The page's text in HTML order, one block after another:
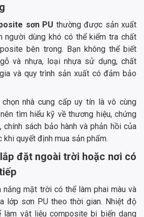
sơn PU thường được sản xuất
người dùng khó có thể kiểm tra chất
bên trong. Bạn không thể biết
và nhựa, loại nhựa sử dụng, chất
và quy trình sản xuất có đảm bảo
nhà cung cấp uy tín là vô cùng
tìm hiểu kỹ về thương hiệu, chứng
chính sách bảo hành và phản hồi của
khi quyết định mua sản phẩm.
đặt ngoài trời hoặc nơi có
nắng mặt trời có thể làm phai màu và
lớp sơn PU theo thời gian. Nhiệt độ
làm vật liệu composite bị biến dạng